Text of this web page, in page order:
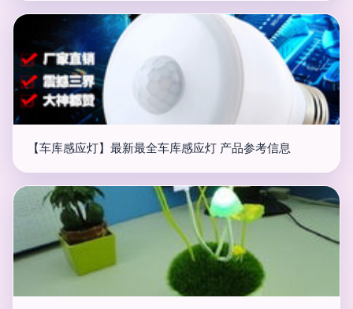
【车库感应灯】最新最全车库感应灯 产品参考信息